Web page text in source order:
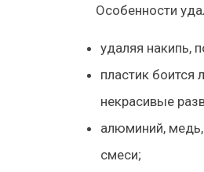
Особенности
удаляя накипь,
пластик боится
некрасивые
алюминий,
смеси;